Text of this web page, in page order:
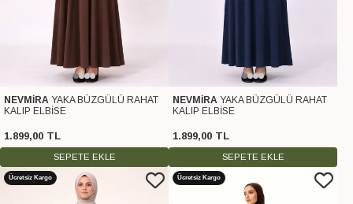
NEVMİRA YAKA BÜZGÜLÜ RAHAT
KALIP ELBİSE
1.899,00 TL
SEPETE EKLE
NEVMİRA YAKA BÜZGÜLÜ RAHAT
KALIP ELBİSE
1.899,00 TL
SEPETE EKLE
Ücretsiz Kargo Ücretsiz Kargo